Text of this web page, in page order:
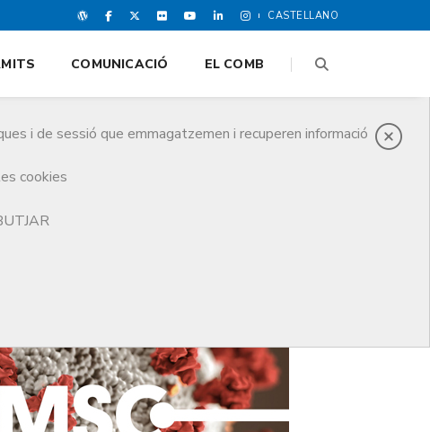
CASTELLANO
i de sessió que emmagatzemen i recuperen informació
cookies
COMUNICACIÓ EL COMB